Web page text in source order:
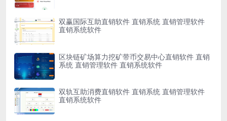
双赢国际互助直销软件 直销系统 直销管理软件
直销系统软件
区块链矿场算力挖矿带币交易中心直销软件 直销
系统 直销管理软件 直销系统软件
双轨互助消费直销软件 直销系统 直销管理软件
直销系统软件